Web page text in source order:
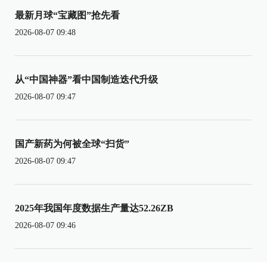
最新月球“宝藏图”抢先看
2026-08-07 09:48
从“中国神器”看中国制造迭代升级
2026-08-07 09:47
国产新药为何被全球“扫货”
2026-08-07 09:47
2025年我国年度数据生产量达52.26ZB
2026-08-07 09:46